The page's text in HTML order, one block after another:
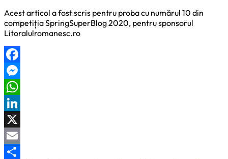
Acest articol a fost scris pentru proba cu numărul 10 din
competiția SpringSuperBlog 2020, pentru sponsorul
Litoralulromanesc.ro
Facebook
Messenger
WhatsApp
LinkedIn
X
Email